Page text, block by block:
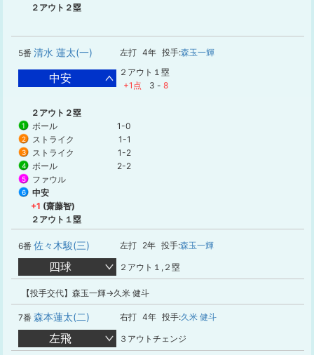
２アウト２塁
5番 清水 蓮太(一) 左打 4年 投手:森玉一輝
中安
２アウト１塁
+1点
3 - 8
２アウト２塁
1 ボール 1-0
2 ストライク 1-1
3 ストライク 1-2
4 ボール 2-2
5 ファウル
6
中安
+1 (齋藤智)
２アウト１塁
6番 佐々木駿(三) 左打 2年 投手:森玉一輝
四球 ２アウト１,２塁
【投手交代】森玉一輝→久米 健斗
7番 森本蓮太(二) 右打 4年 投手:久米 健斗
左飛 ３アウトチェンジ